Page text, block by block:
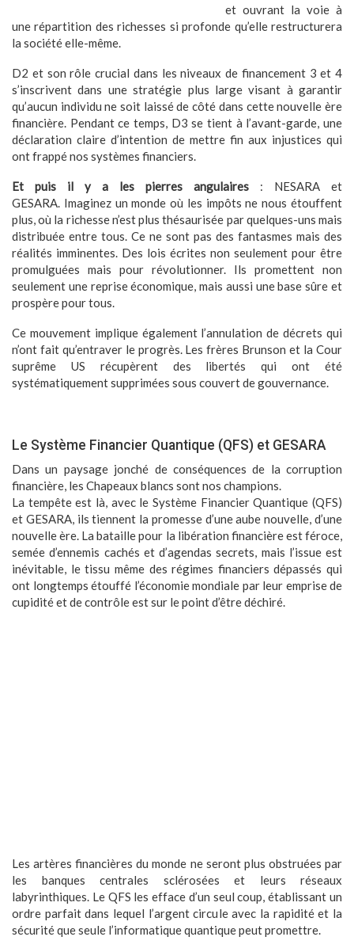
et ouvrant la voie à
une répartition des richesses si profonde qu’elle restructurera
la société elle-même.
D2 et son rôle crucial dans les niveaux de financement 3 et 4
s’inscrivent dans une stratégie plus large visant à garantir
qu’aucun individu ne soit laissé de côté dans cette nouvelle ère
financière. Pendant ce temps, D3 se tient à l’avant-garde, une
déclaration claire d’intention de mettre fin aux injustices qui
ont frappé nos systèmes financiers.
Et puis il y a les pierres angulaires : NESARA et
GESARA. Imaginez un monde où les impôts ne nous étouffent
plus, où la richesse n’est plus thésaurisée par quelques-uns mais
distribuée entre tous. Ce ne sont pas des fantasmes mais des
réalités imminentes. Des lois écrites non seulement pour être
promulguées mais pour révolutionner. Ils promettent non
seulement une reprise économique, mais aussi une base sûre et
prospère pour tous.
Ce mouvement implique également l’annulation de décrets qui
n’ont fait qu’entraver le progrès. Les frères Brunson et la Cour
suprême US récupèrent des libertés qui ont été
systématiquement supprimées sous couvert de gouvernance.
Le Système Financier Quantique (QFS) et GESARA
Dans un paysage jonché de conséquences de la corruption
financière, les Chapeaux blancs sont nos champions.
La tempête est là, avec le Système Financier Quantique (QFS)
et GESARA, ils tiennent la promesse d’une aube nouvelle, d’une
nouvelle ère. La bataille pour la libération financière est féroce,
semée d’ennemis cachés et d’agendas secrets, mais l’issue est
inévitable, le tissu même des régimes financiers dépassés qui
ont longtemps étouffé l’économie mondiale par leur emprise de
cupidité et de contrôle est sur le point d’être déchiré.
Les artères financières du monde ne seront plus obstruées par
les banques centrales sclérosées et leurs réseaux
labyrinthiques. Le QFS les efface d’un seul coup, établissant un
ordre parfait dans lequel l’argent circule avec la rapidité et la
sécurité que seule l’informatique quantique peut promettre.